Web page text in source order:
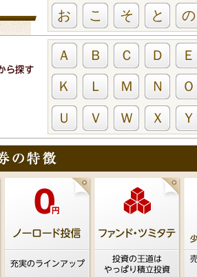
お こ そ と の
Ａ Ｂ Ｃ Ｄ Ｅ
Ｋ Ｌ Ｍ Ｎ Ｏ
Ｕ Ｖ Ｗ Ｘ Ｙ